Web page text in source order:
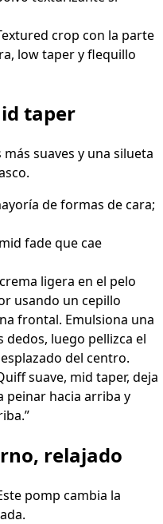
crop con la parte
low taper y flequillo
taper
suaves y una silueta
de formas de cara;
fade que cae
ligera en el pelo
usando un cepillo
frontal. Emulsiona una
dedos, luego pellizca el
del centro.
suave, mid taper, deja
peinar hacia arriba y
relajado
pomp cambia la